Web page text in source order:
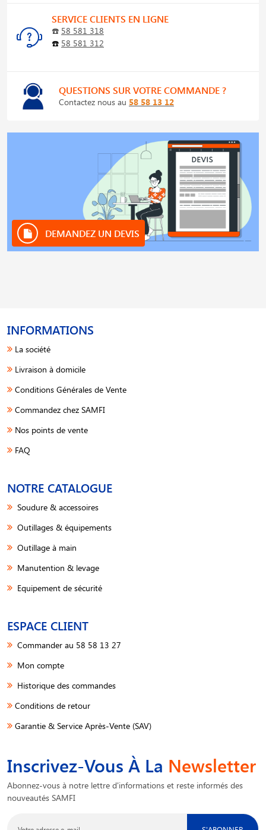
SERVICE CLIENTS EN LIGNE
☎️ 58 581 318
☎️ 58 581 312
QUESTIONS SUR VOTRE COMMANDE ?
Contactez nous au 58 58 13 12
DEMANDEZ UN DEVIS
INFORMATIONS
La société
Livraison à domicile
Conditions Générales de Vente
Commandez chez SAMFI
Nos points de vente
FAQ
NOTRE CATALOGUE
Soudure & accessoires
Outillages & équipements
Outillage à main
Manutention & levage
Equipement de sécurité
ESPACE CLIENT
Commander au 58 58 13 27
Mon compte
Historique des commandes
Conditions de retour
Garantie & Service Après-Vente (SAV)
Inscrivez-Vous À La Newsletter
Abonnez-vous à notre lettre d'informations et reste informés des
nouveautés SAMFI